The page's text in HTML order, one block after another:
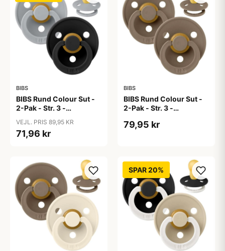
BIBS
BIBS Rund Colour Sut -
2-Pak - Str. 3 -
Cloud/Black
VEJL. PRIS 89,95 KR
71,96 kr
BIBS
BIBS Rund Colour Sut -
2-Pak - Str. 3 -
Oak/Dark Oak
79,95 kr
SPAR 20%